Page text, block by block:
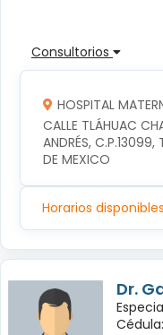
Consultorios
HOSPITAL
CALLE TLÁHUAC
ANDRÉS, C.P.13099,
DE MEXICO
Horarios disponibles
Dr.
Cédula: